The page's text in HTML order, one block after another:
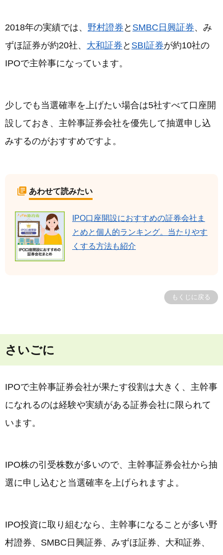
2018年の実績では、 野村證券 と SMBC日興証券、み
ずほ証券が約20社、 大和証券 と SBI証券が約10社の
IPOで主幹事になっています。
少しでも当選確率を上げたい場合は5社すべて口座開
設しておき、主幹事証券会社を優先して抽選申し込
みするのがおすすめですよ。
あわせて読みたい
IPO口座開設におすすめの証券会社ま
とめと個人的ランキング。当たりやす
くする方法も紹介
もくじに戻る
さいごに
IPOで主幹事証券会社が果たす役割は大きく、主幹事
になれるのは経験や実績がある証券会社に限られて
います。
IPO株の引受株数が多いので、主幹事証券会社から抽
選に申し込むと当選確率を上げられますよ。
IPO投資に取り組むなら、主幹事になることが多い野
村證券、SMBC日興証券、みずほ証券、大和証券、